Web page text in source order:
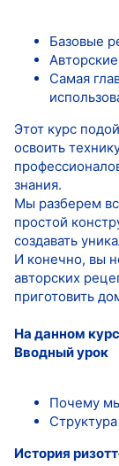
Базовые
Самая
Этот курс
освоить
знания.
Мы разберем
простой
создавать
И конечно, вы
авторских
приготовить
На данном
Вводный урок
Почему
История